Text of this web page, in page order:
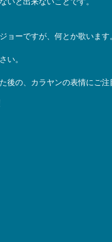
ョーですが、何とか歌います
い。
後の、カラヤンの表情にご注